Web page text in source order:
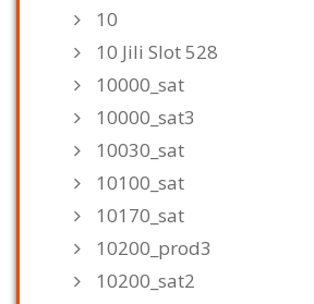
10
10 Jili Slot 528
10000_sat
10000_sat3
10030_sat
10100_sat
10170_sat
10200_prod3
10200_sat2